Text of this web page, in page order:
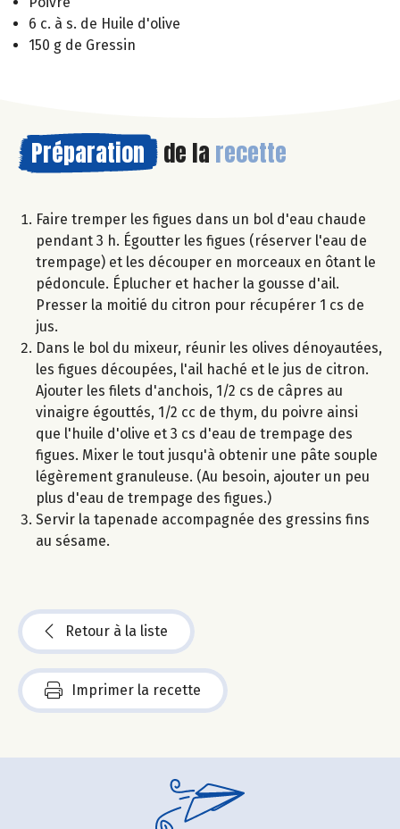
6 c. à s. de Huile d'olive
150 g de Gressin
Préparation de la recette
Faire tremper les figues dans un bol d'eau chaude
pendant 3 h. Égoutter les figues (réserver l'eau de
trempage) et les découper en morceaux en ôtant le
pédoncule. Éplucher et hacher la gousse d'ail.
Presser la moitié du citron pour récupérer 1 cs de
jus.
Dans le bol du mixeur, réunir les olives dénoyautées,
les figues découpées, l'ail haché et le jus de citron.
Ajouter les filets d'anchois, 1/2 cs de câpres au
vinaigre égouttés, 1/2 cc de thym, du poivre ainsi
que l'huile d'olive et 3 cs d'eau de trempage des
figues. Mixer le tout jusqu'à obtenir une pâte souple
légèrement granuleuse. (Au besoin, ajouter un peu
plus d'eau de trempage des figues.)
Servir la tapenade accompagnée des gressins fins
au sésame.
Retour à la liste
Imprimer la recette